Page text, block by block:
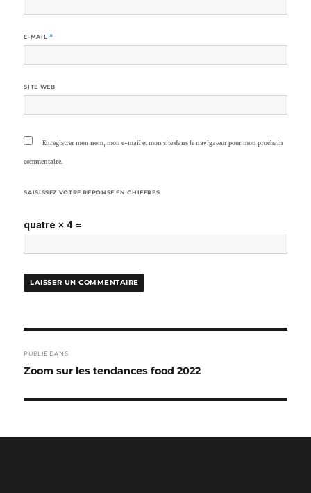
E-MAIL *
SITE WEB
Enregistrer mon nom, mon e-mail et mon site dans le navigateur pour mon prochain
commentaire.
SAISISSEZ VOTRE RÉPONSE EN CHIFFRES
quatre × 4 =
DE
PUBLIÉ DANS
Zoom sur les tendances food 2022